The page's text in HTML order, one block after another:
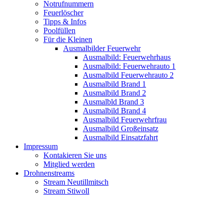
Notrufnummern
Feuerlöscher
Tipps & Infos
Poolfüllen
Für die Kleinen
Ausmalbilder Feuerwehr
Ausmalbild: Feuerwehrhaus
Ausmalbild: Feuerwehrauto 1
Ausmalbild Feuerwehrauto 2
Ausmalbild Brand 1
Ausmalbild Brand 2
Ausmalbld Brand 3
Ausmalbild Brand 4
Ausmalbild Feuerwehrfrau
Ausmalbild Großeinsatz
Ausmalbild Einsatzfahrt
Impressum
Kontakieren Sie uns
Mitglied werden
Drohnenstreams
Stream Neutillmitsch
Stream Stiwoll